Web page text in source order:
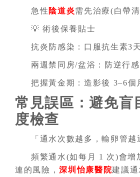
急性 陰道炎需先治療(白帶
💡 術後保養貼士
抗炎防感染：口服抗生素3
兩週禁同房/盆浴：防逆行
把握黃金期：造影後 3–6個
常見誤區：避免盲
度檢查
「通水次數越多，輸卵管越
頻繁通水(如每月 1 次)會增
連的風險，深圳怡康醫院建議